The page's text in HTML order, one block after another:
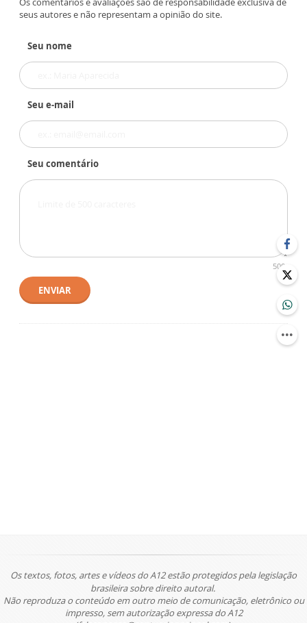
seus autores e não representam a opinião do site.
Seu nome
Seu e-mail
Seu comentário
500
ENVIAR
Os textos, fotos, artes e vídeos do A12 estão protegidos pela legislação
brasileira sobre direito autoral.
Não reproduza o conteúdo em outro meio de comunicação, eletrônico ou
impresso, sem autorização expressa do A12